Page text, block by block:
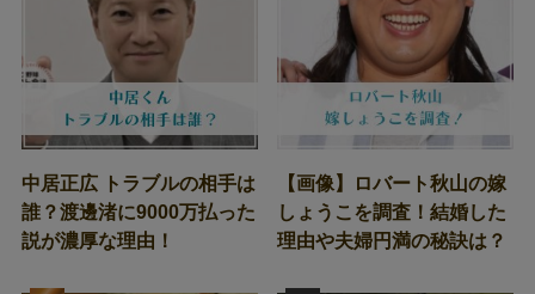
中居正広 トラブルの相手は
誰？渡邊渚に9000万払った
説が濃厚な理由！
【画像】ロバート秋山の嫁
しょうこを調査！結婚した
理由や夫婦円満の秘訣は？